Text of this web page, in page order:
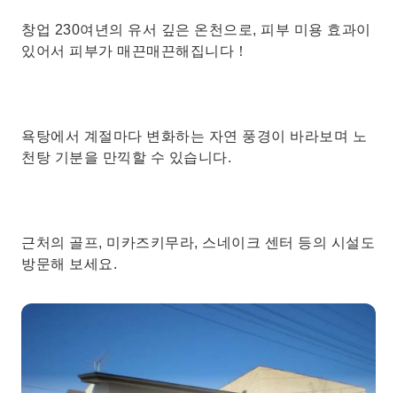
창업 230여년의 유서 깊은 온천으로, 피부 미용 효과이
있어서 피부가 매끈매끈해집니다！
욕탕에서 계절마다 변화하는 자연 풍경이 바라보며 노
천탕 기분을 만끽할 수 있습니다.
근처의 골프, 미카즈키무라, 스네이크 센터 등의 시설도
방문해 보세요.